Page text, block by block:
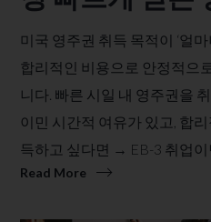
미국 영주권 취득 목적이 ‘얼
합리적인 비용으로 안정적으
니다.​ 빠른 시일 내 영주권을
이민 시간적 여유가 있고, 합
득하고 싶다면 → EB-3 취업이
Read More